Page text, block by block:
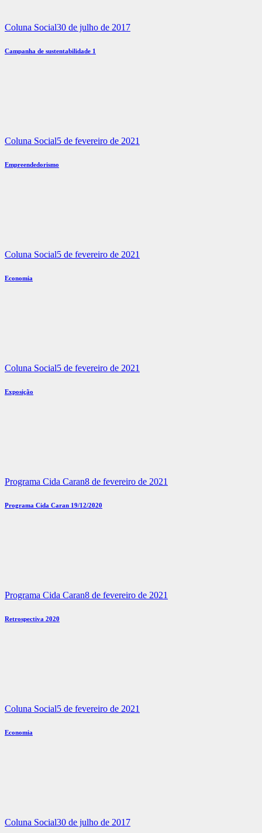
Coluna Social30 de julho de 2017
Campanha de sustentabilidade 1
Coluna Social5 de fevereiro de 2021
Empreendedorismo
Coluna Social5 de fevereiro de 2021
Economia
Coluna Social5 de fevereiro de 2021
Exposição
Programa Cida Caran8 de fevereiro de 2021
Programa Cida Caran 19/12/2020
Programa Cida Caran8 de fevereiro de 2021
Retrospectiva 2020
Coluna Social5 de fevereiro de 2021
Economia
Coluna Social30 de julho de 2017